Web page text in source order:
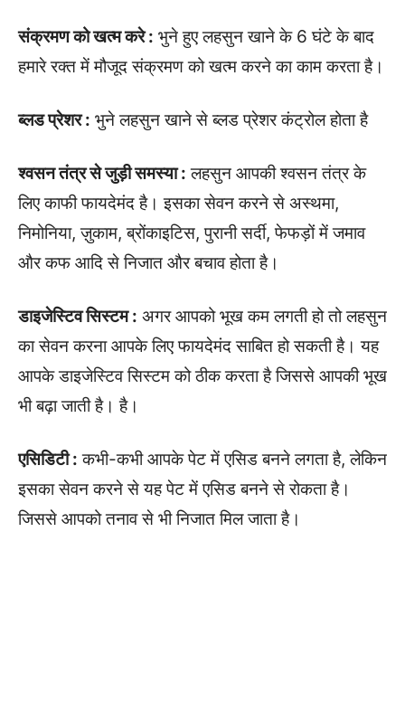
संक्रमण को खत्म करे : भुने हुए लहसुन खाने के 6 घंटे के बाद
हमारे रक्त में मौजूद संक्रमण को खत्म करने का काम करता है।
ब्लड प्रेशर : भुने लहसुन खाने से ब्लड प्रेशर कंट्रोल होता है
श्वसन तंत्र से जुड़ी समस्या : लहसुन आपकी श्वसन तंत्र के
लिए काफी फायदेमंद है। इसका सेवन करने से अस्थमा,
निमोनिया, ज़ुकाम, ब्रोंकाइटिस, पुरानी सर्दी, फेफड़ों में जमाव
और कफ आदि से निजात और बचाव होता है।
डाइजेस्टिव सिस्टम : अगर आपको भूख कम लगती हो तो लहसुन
का सेवन करना आपके लिए फायदेमंद साबित हो सकती है। यह
आपके डाइजेस्टिव सिस्टम को ठीक करता है जिससे आपकी भूख
भी बढ़ा जाती है। है।
एसिडिटी : कभी-कभी आपके पेट में एसिड बनने लगता है, लेकिन
इसका सेवन करने से यह पेट में एसिड बनने से रोकता है।
जिससे आपको तनाव से भी निजात मिल जाता है।